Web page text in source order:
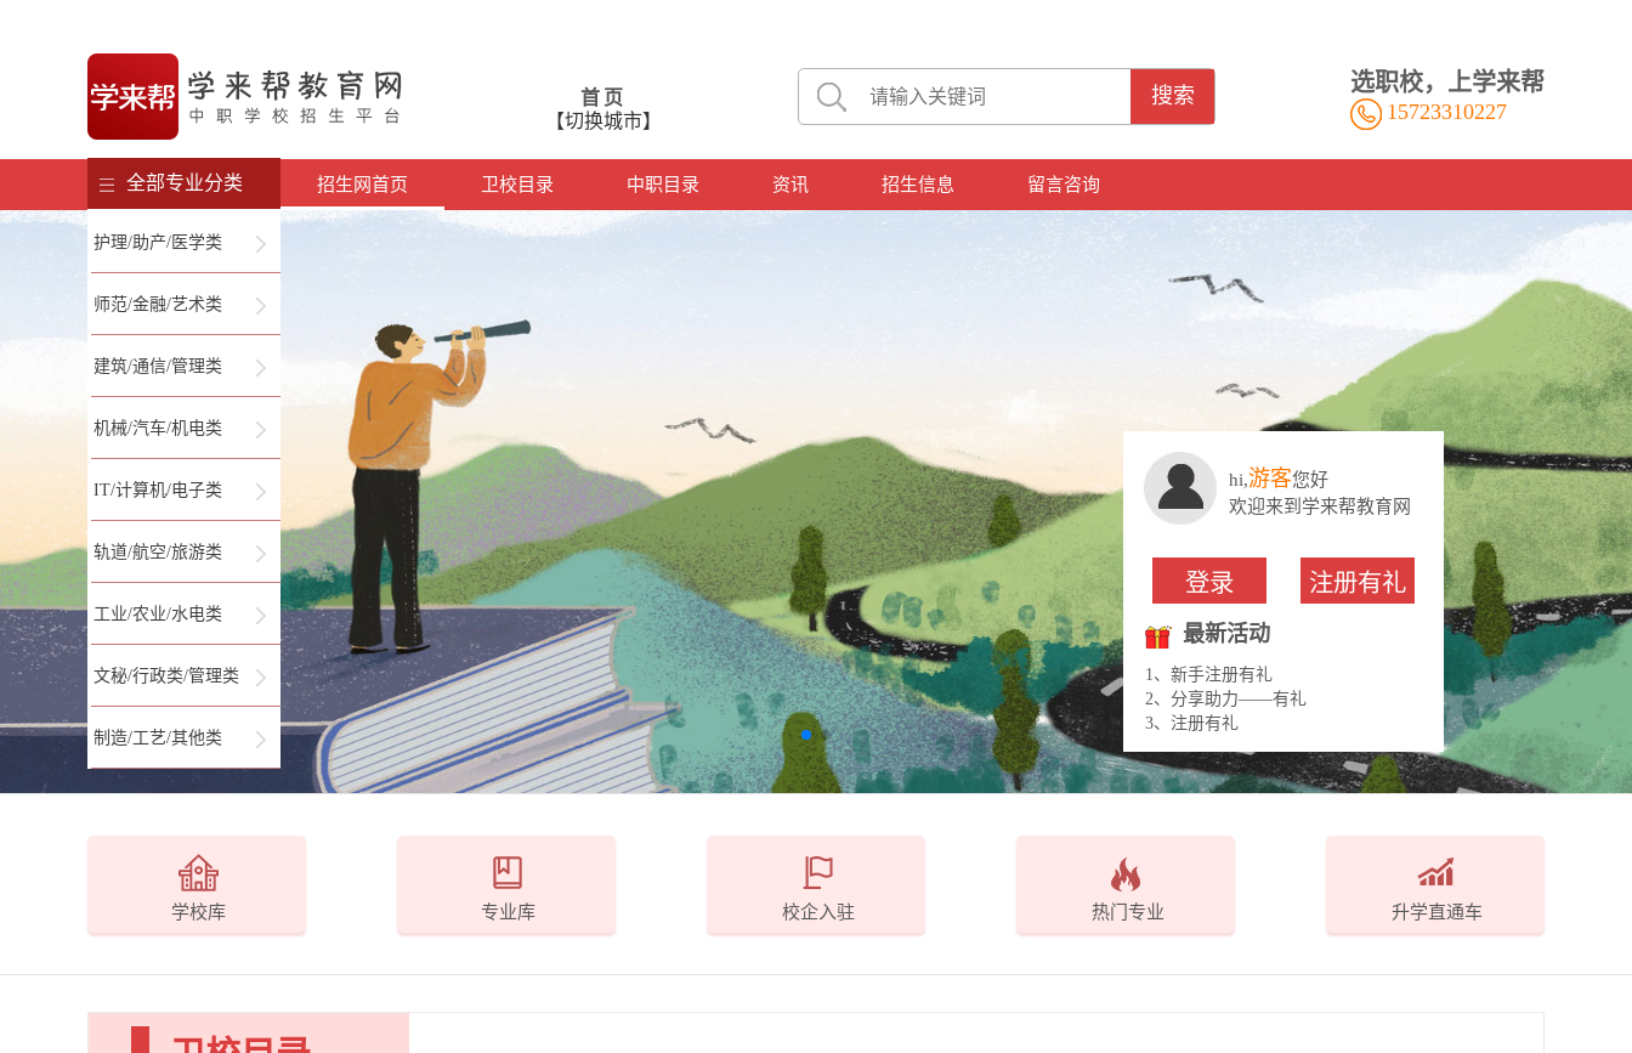
首页
【切换城市】
搜索 选职校，上学来帮
15723310227
招生网首页 卫校目录 中职目录 资讯 招生信息 留言咨询
全部专业分类
护理/助产/医学类
师范/金融/艺术类
建筑/通信/管理类
机械/汽车/机电类
IT/计算机/电子类
轨道/航空/旅游类
工业/农业/水电类
文秘/行政类/管理类
制造/工艺/其他类
hi,游客您好
欢迎来到学来帮教育网
登录 注册有礼
最新活动
1、新手注册有礼
2、分享助力——有礼
3、注册有礼
学校库 专业库 校企入驻 热门专业 升学直通车